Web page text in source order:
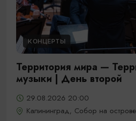
КОНЦЕРТЫ
Территория мира —
музыки | День второй
29.08.2026 20:00
Калининград, Собор на